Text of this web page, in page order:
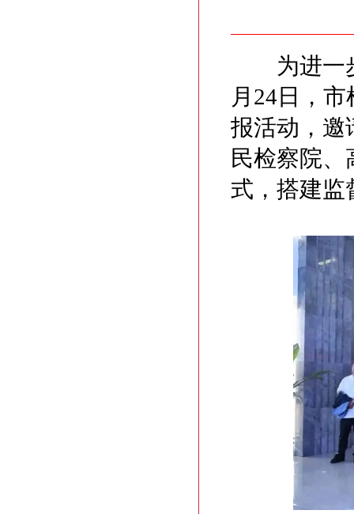
为进一步
月24日，
报活动，邀
民检察院、
式，搭建监